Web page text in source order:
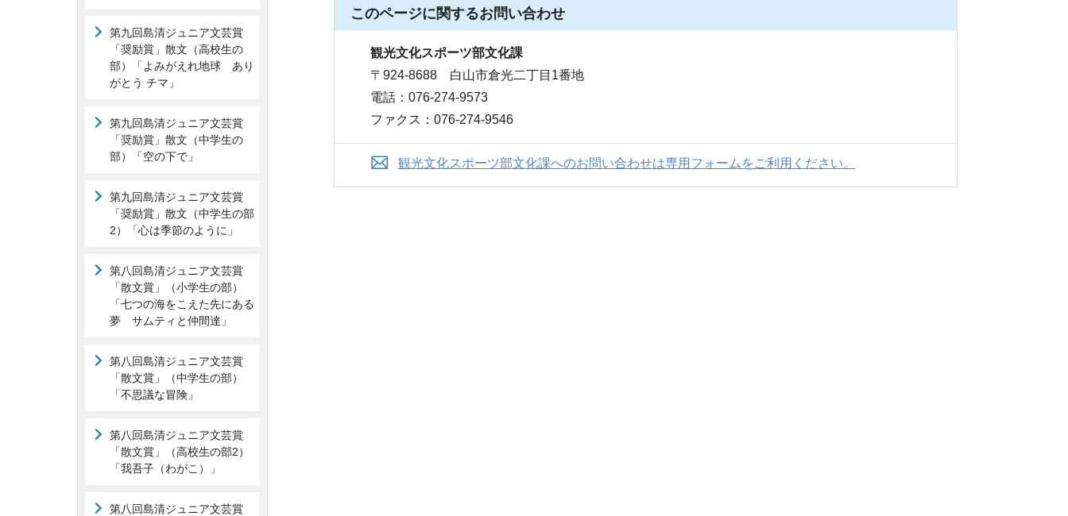
このページに関するお問い合わせ
観光文化スポーツ部文化課
〒924-8688 白山市倉光二丁目1番地
電話：076-274-9573
ファクス：076-274-9546
観光文化スポーツ部文化課へのお問い合わせは専用フォームをご利用ください。
第九回島清ジュニア文芸賞
「奨励賞」散文（高校生の
部）「よみがえれ地球 あり
がとう チマ」
第九回島清ジュニア文芸賞
「奨励賞」散文（中学生の
部）「空の下で」
第九回島清ジュニア文芸賞
「奨励賞」散文（中学生の部
2）「心は季節のように」
第八回島清ジュニア文芸賞
「散文賞」（小学生の部）
「七つの海をこえた先にある
夢 サムティと仲間達」
第八回島清ジュニア文芸賞
「散文賞」（中学生の部）
「不思議な冒険」
第八回島清ジュニア文芸賞
「散文賞」（高校生の部2）
「我吾子（わがこ）」
第八回島清ジュニア文芸賞